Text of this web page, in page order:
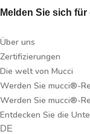
Melden Sie sich
Über uns
Zertifizierungen
Die welt von Mucci
Werden Sie mucci®-
Werden Sie mucci®-
Entdecken Sie die
DE